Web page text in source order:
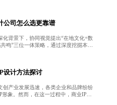
公司怎么选更靠谱
化背景下，协同视觉提出“在地文化+数
鸣”三位一体策略，通过深度挖掘本土
设计方法探讨
创产业发展迅速，各类企业和品牌纷纷
形象。然而，在这一过程中，商业IP设